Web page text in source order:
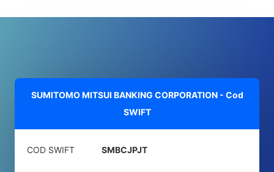
SUMITOMO MITSUI BANKING CORPORATION - Cod
SWIFT
COD SWIFT SMBCJPJT